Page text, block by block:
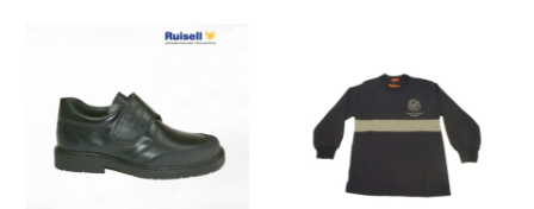
desde
hasta
5,20 €
hasta
38,50 €